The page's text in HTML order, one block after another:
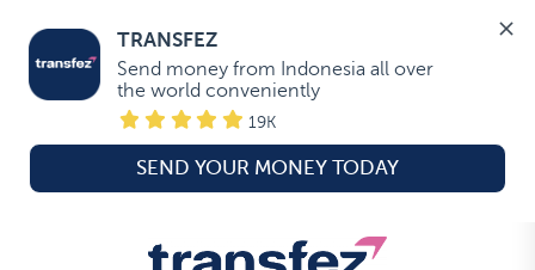
TRANSFEZ
Send money from Indonesia all over
the world conveniently
19K
SEND YOUR MONEY TODAY